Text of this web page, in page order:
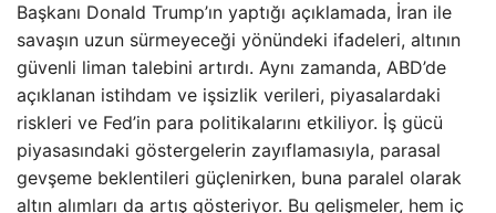
Başkanı Donald Trump’ın yaptığı açıklamada, İran ile
savaşın uzun sürmeyeceği yönündeki ifadeleri, altının
güvenli liman talebini artırdı. Aynı zamanda, ABD’de
açıklanan istihdam ve işsizlik verileri, piyasalardaki
riskleri ve Fed’in para politikalarını etkiliyor. İş gücü
piyasasındaki göstergelerin zayıflamasıyla, parasal
gevşeme beklentileri güçlenirken, buna paralel olarak
altın alımları da artış gösteriyor. Bu gelişmeler, hem iç